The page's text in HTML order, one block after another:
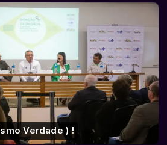
Verdade ) !